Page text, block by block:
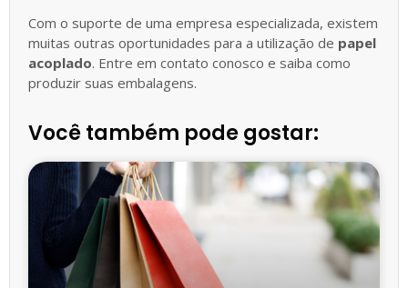
Com o suporte de uma empresa especializada, existem
muitas outras oportunidades para a utilização de papel
acoplado. Entre em contato conosco e saiba como
produzir suas embalagens.
Você também pode gostar: